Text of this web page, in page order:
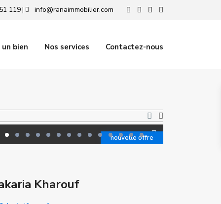
119| info@ranaimmobilier.com
bien Nos services Contactez-nous
nouvelle offre
Kharouf